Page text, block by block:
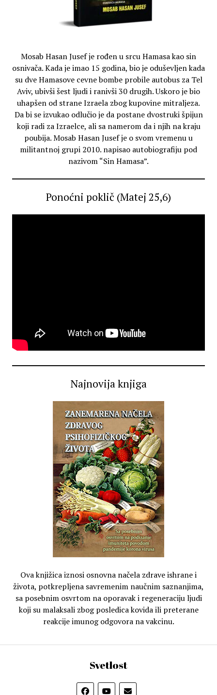
Mosab Hasan Jusef je rođen u srcu Hamasa kao sin
osnivača. Kada je imao 15 godina, bio je oduševljen kada
su dve Hamasove cevne bombe probile autobus za Tel
Aviv, ubivši šest ljudi i ranivši 30 drugih. Uskoro je bio
uhapšen od strane Izraela zbog kupovine mitraljeza.
Da bi se izvukao odlučio je da postane dvostruki špijun
koji radi za Izraelce, ali sa namerom da i njih na kraju
poubija. Mosab Hasan Jusef je o svom vremenu u
militantnoj grupi 2010. napisao autobiografiju pod
nazivom “Sin Hamasa”.
Ponoćni poklič (Matej 25,6)
Najnovija knjiga
Ova knjižica iznosi osnovna načela zdrave ishrane i
života, potkrepljena savremenim naučnim saznanjima,
sa posebnim osvrtom na oporavak i regeneraciju ljudi
koji su malaksali zbog posledica kovida ili preterane
reakcije imunog odgovora na vakcinu.
Svetlost